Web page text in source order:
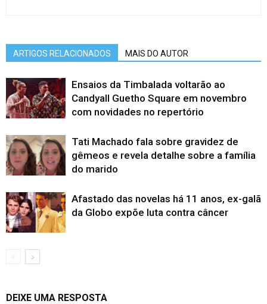
ARTIGOS RELACIONADOS MAIS DO AUTOR
Ensaios da Timbalada voltarão ao
Candyall Guetho Square em novembro
com novidades no repertório
Tati Machado fala sobre gravidez de
gêmeos e revela detalhe sobre a família
do marido
Afastado das novelas há 11 anos, ex-galã
da Globo expõe luta contra câncer
DEIXE UMA RESPOSTA